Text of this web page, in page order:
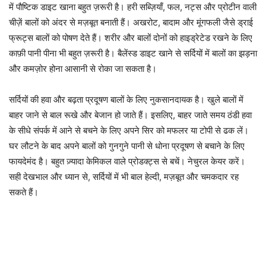
में पौष्टिक डाइट खाना बहुत ज़रूरी है। हरी सब्ज़ियाँ, फल, नट्स और प्रोटीन वाली
चीज़ें बालों को अंदर से मज़बूत बनाती हैं। अखरोट, बादाम और मूंगफली जैसे ड्राई
फ्रूट्स बालों को पोषण देते हैं। शरीर और बालों दोनों को हाइड्रेटेड रखने के लिए
काफ़ी पानी पीना भी बहुत ज़रूरी है। बैलेंस्ड डाइट खाने से सर्दियों में बालों का झड़ना
और कमज़ोर होना आसानी से रोका जा सकता है।
सर्दियों की हवा और बढ़ता प्रदूषण बालों के लिए नुकसानदायक है। खुले बालों में
बाहर जाने से बाल रूखे और बेजान हो जाते हैं। इसलिए, बाहर जाते समय ठंडी हवा
के सीधे संपर्क में आने से बचने के लिए अपने सिर को मफलर या टोपी से ढक लें।
घर लौटने के बाद अपने बालों को गुनगुने पानी से धोना प्रदूषण से बचाने के लिए
फायदेमंद है। बहुत ज़्यादा केमिकल वाले प्रोडक्ट्स से बचें। नेचुरल केयर करें।
सही देखभाल और ध्यान से, सर्दियों में भी बाल हेल्दी, मज़बूत और चमकदार रह
सकते हैं।